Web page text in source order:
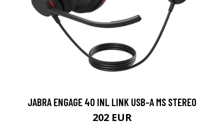
JABRA ENGAGE 40 INL LINK USB-A MS STEREO
202 EUR